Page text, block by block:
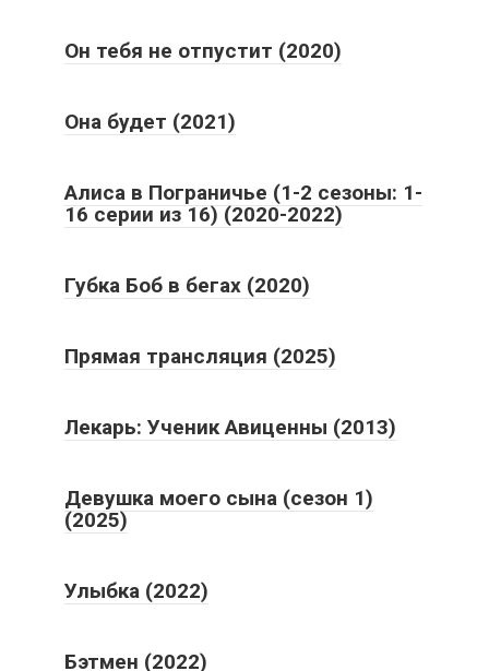
Он тебя не отпустит (2020)
Она будет (2021)
Алиса в Пограничье (1-2 сезоны: 1-
16 серии из 16) (2020-2022)
Губка Боб в бегах (2020)
Прямая трансляция (2025)
Лекарь: Ученик Авиценны (2013)
Девушка моего сына (сезон 1)
(2025)
Улыбка (2022)
Бэтмен (2022)